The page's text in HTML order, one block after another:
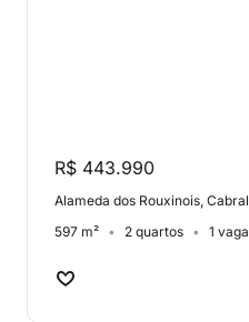
R$ 443.990
Alameda dos Rouxinois, Cabral
597 m²
2 quartos 1 vaga